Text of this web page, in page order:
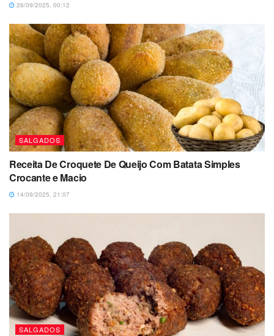
26/09/2025, 00:12
SALGADOS
Receita De Croquete De Queijo Com Batata Simples
Crocante e Macio
14/09/2025, 21:07
SALGADOS